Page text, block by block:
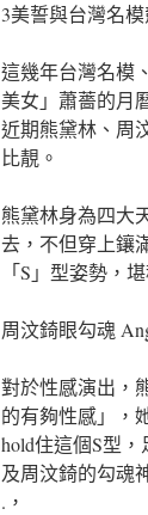
3美誓與台灣名
這幾年台灣名模
美女」蕭薔的月
近期熊黛林、周
比靚。
熊黛林身為四大
去，不但穿上鑲
「S」型姿勢，
周汶錡眼勾魂
對於性感演出，
的有夠性感」，
hold住這個S型
及周汶錡的勾魂
.，